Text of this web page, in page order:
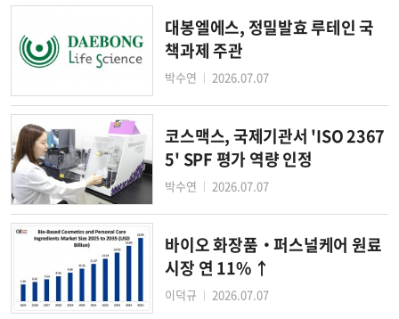
대봉엘에스, 정밀발효 루테인 국
책과제 주관
박수연 │ 2026.07.07
코스맥스, 국제기관서 'ISO 2367
5' SPF 평가 역량 인정
박수연 │ 2026.07.07
바이오 화장품‧퍼스널케어 원료
시장 연 11% ↑
이덕규 │ 2026.07.07